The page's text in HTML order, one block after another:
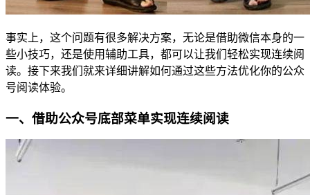
事实上，这个问题有很多解决方案，无论是借助微信本身的一
些小技巧，还是使用辅助工具，都可以让我们轻松实现连续阅
读。接下来我们就来详细讲解如何通过这些方法优化你的公众
号阅读体验。
一、借助公众号底部菜单实现连续阅读